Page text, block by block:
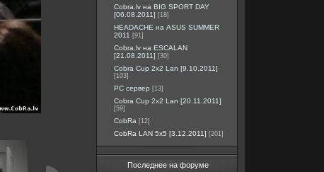
Cobra.lv на BIG SPORT DAY
[06.08.2011] [18]
HEADACHE на ASUS SUMMER
2011 [91]
Cobra.lv на ESCALAN
[21.08.2011] [30]
Cobra Cup 2x2 Lan [9.10.2011]
[103]
PC сервер [13]
Cobra Cup 2x2 Lan [20.11.2011]
[59]
CobRa [12]
CobRa LAN 5x5 [3.12.2011] [201]
Последнее на форуме